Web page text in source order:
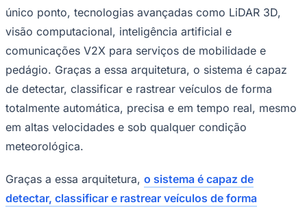
Corinthians
único ponto, tecnologias avançadas como LiDAR 3D,
visão computacional, inteligência artificial e
comunicações V2X para serviços de mobilidade e
pedágio. Graças a essa arquitetura, o sistema é capaz
de detectar, classificar e rastrear veículos de forma
totalmente automática, precisa e em tempo real, mesmo
em altas velocidades e sob qualquer condição
meteorológica.
Graças a essa arquitetura, o sistema é capaz de
detectar, classificar e rastrear veículos de forma